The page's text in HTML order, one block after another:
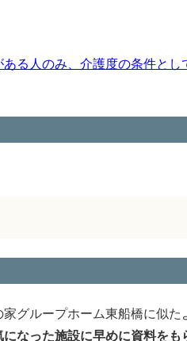
る人のみ、介護度の条件とし
グループホーム東船橋に似た
になった施設に早めに資料をも